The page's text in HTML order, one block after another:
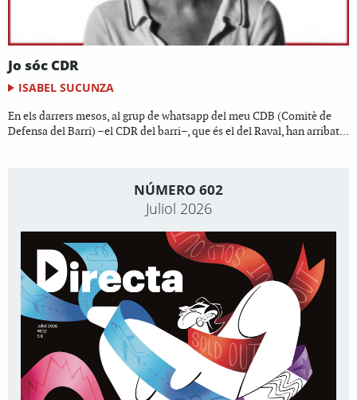
Jo sóc CDR
ISABEL SUCUNZA
En els darrers mesos, al grup de whatsapp del meu CDB (Comitè de
Defensa del Barri) –el CDR del barri–, que és el del Raval, han arribat...
NÚMERO 602
Juliol 2026